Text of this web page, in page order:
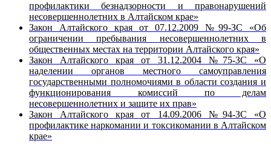
профилактики безнадзорности и правонарушений
несовершеннолетних в Алтайском крае»
Закон Алтайского края от 07.12.2009 №99-ЗС «Об
ограничении пребывания несовершеннолетних в
общественных местах на территории Алтайского края»
Закон Алтайского края от 31.12.2004 №75-ЗС «О
наделении органов местного самоуправления
государственными полномочиями в области создания и
функционирования комиссий по делам
несовершеннолетних и защите их прав»
Закон Алтайского края от 14.09.2006 №94-ЗС «О
профилактике наркомании и токсикомании в Алтайском
крае»